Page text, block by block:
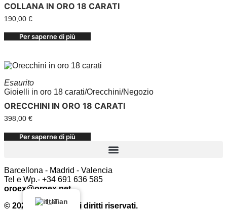
COLLANA IN ORO 18 CARATI
190,00 €
Per saperne di più
Esaurito
Gioielli in oro 18 carati/Orecchini/Negozio
ORECCHINI IN ORO 18 CARATI
398,00 €
Per saperne di più
Barcellona - Madrid - Valencia
Tel e Wp.- +34 691 636 585
oroex@oroex.net
© 2023 OroEx. Tutti i diritti riservati.
Italian